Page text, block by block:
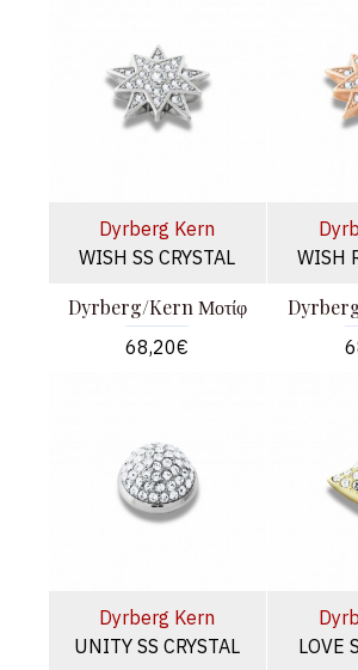
Dyrberg Kern
WISH SS CRYSTAL
Dyrberg/Kern Μοτίφ
68,20€
WISH
Dyrberg Kern
UNITY SS CRYSTAL
LOVE